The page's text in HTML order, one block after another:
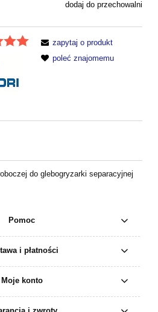
dodaj do przechowalni
zapytaj o produkt
poleć znajomemu
do glebogryzarki separacyjnej
Pomoc
i płatności
Moje konto